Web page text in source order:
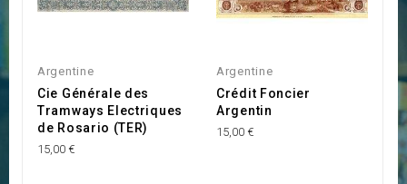
Argentine
Cie Générale des
Tramways Electriques
de Rosario (TER)
15,00 €
Argentine
Crédit Foncier
Argentin
15,00 €